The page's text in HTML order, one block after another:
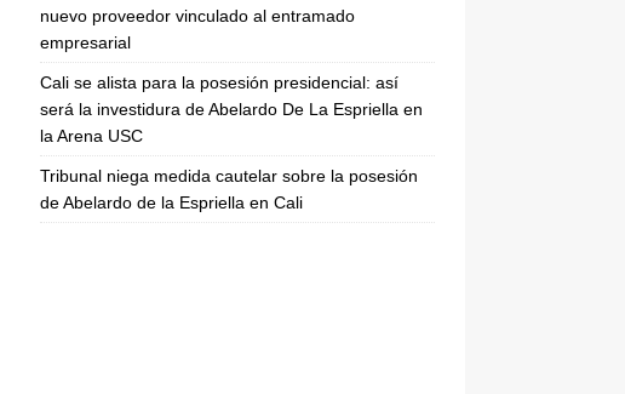
nuevo proveedor vinculado al entramado
empresarial
Cali se alista para la posesión presidencial: así
será la investidura de Abelardo De La Espriella en
la Arena USC
Tribunal niega medida cautelar sobre la posesión
de Abelardo de la Espriella en Cali